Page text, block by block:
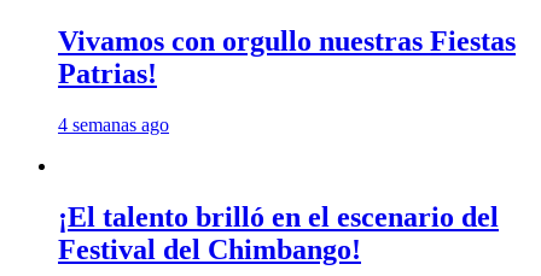
Vivamos con orgullo nuestras Fiestas
Patrias!
4 semanas ago
¡El talento brilló en el escenario del
Festival del Chimbango!